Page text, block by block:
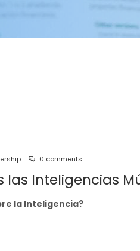
0 comments
las Inteligencias
la Inteligencia?